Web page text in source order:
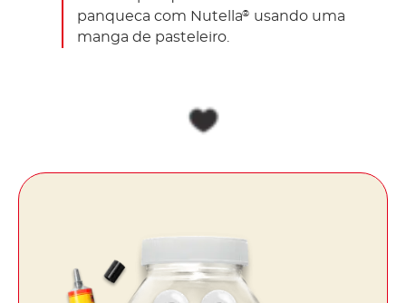
panqueca com Nutella® usando uma
manga de pasteleiro.